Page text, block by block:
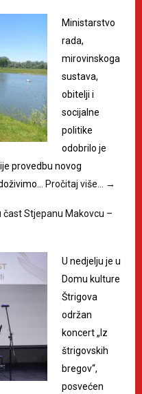
Ministarstvo
rada,
mirovinskoga
sustava,
obitelji i
socijalne
politike
odobrilo je
provedbu novog
Pročitaj više… →
čast Stjepanu Makovcu –
U nedjelju je u
Domu kulture
Štrigova
održan
koncert „Iz
štrigovskih
bregov“,
posvećen